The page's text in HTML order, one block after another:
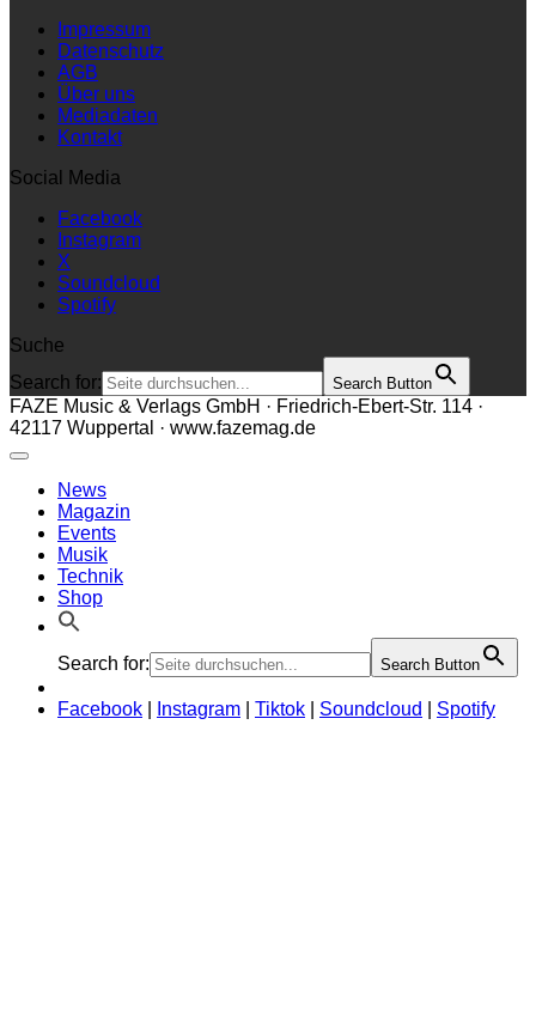
Impressum
Datenschutz
AGB
Über uns
Mediadaten
Kontakt
Social Media
Facebook
Instagram
X
Soundcloud
Spotify
Suche
Search for:
Search Button
FAZE Music & Verlags GmbH · Friedrich-Ebert-Str. 114 ·
42117 Wuppertal · www.fazemag.de
News
Magazin
Events
Musik
Technik
Shop
Search for: Search Button
Facebook Instagram Tiktok Soundcloud Spotify